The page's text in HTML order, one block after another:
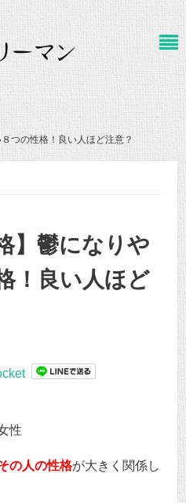
つの性格！良い人ほど注意？
】鬱になりや
！良い人ほど
の人の性格が大きく関係し